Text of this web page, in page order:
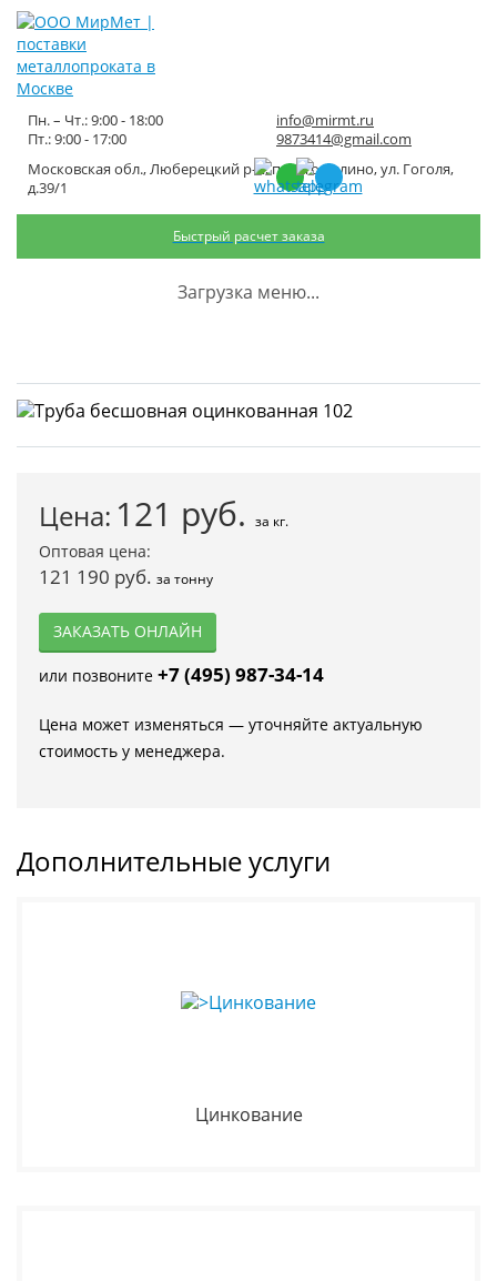
Московская обл., Люберецкий р-н, пос. Томилино, ул. Гоголя,
д.39/1
Пн. – Чт.: 9:00 - 18:00
Пт.: 9:00 - 17:00
info@mirmt.ru
9873414@gmail.com
Быстрый расчет заказа
Загрузка меню...
Труба бесшовная
оцинкованная 102
Цена: 121 руб. за кг.
Оптовая цена:
121 190 руб. за тонну
ЗАКАЗАТЬ ОНЛАЙН
или позвоните +7 (495) 987-34-14
Цена может изменяться — уточняйте актуальную
стоимость у менеджера.
Дополнительные услуги
Цинкование